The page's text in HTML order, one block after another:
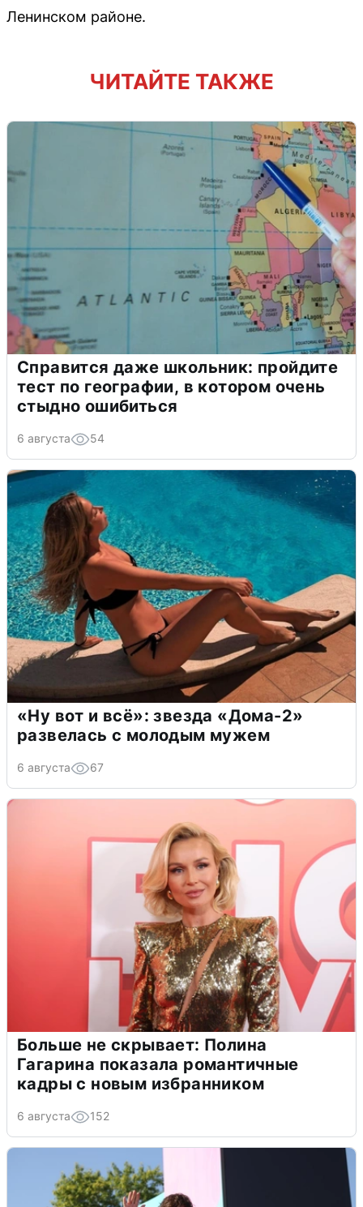
Ленинском районе.
ЧИТАЙТЕ ТАКЖЕ
Справится даже школьник: пройдите
тест по географии, в котором очень
стыдно ошибиться
6 августа 54
«Ну вот и всё»: звезда «Дома-2»
развелась с молодым мужем
6 августа 67
Больше не скрывает: Полина
Гагарина показала романтичные
кадры с новым избранником
6 августа 152